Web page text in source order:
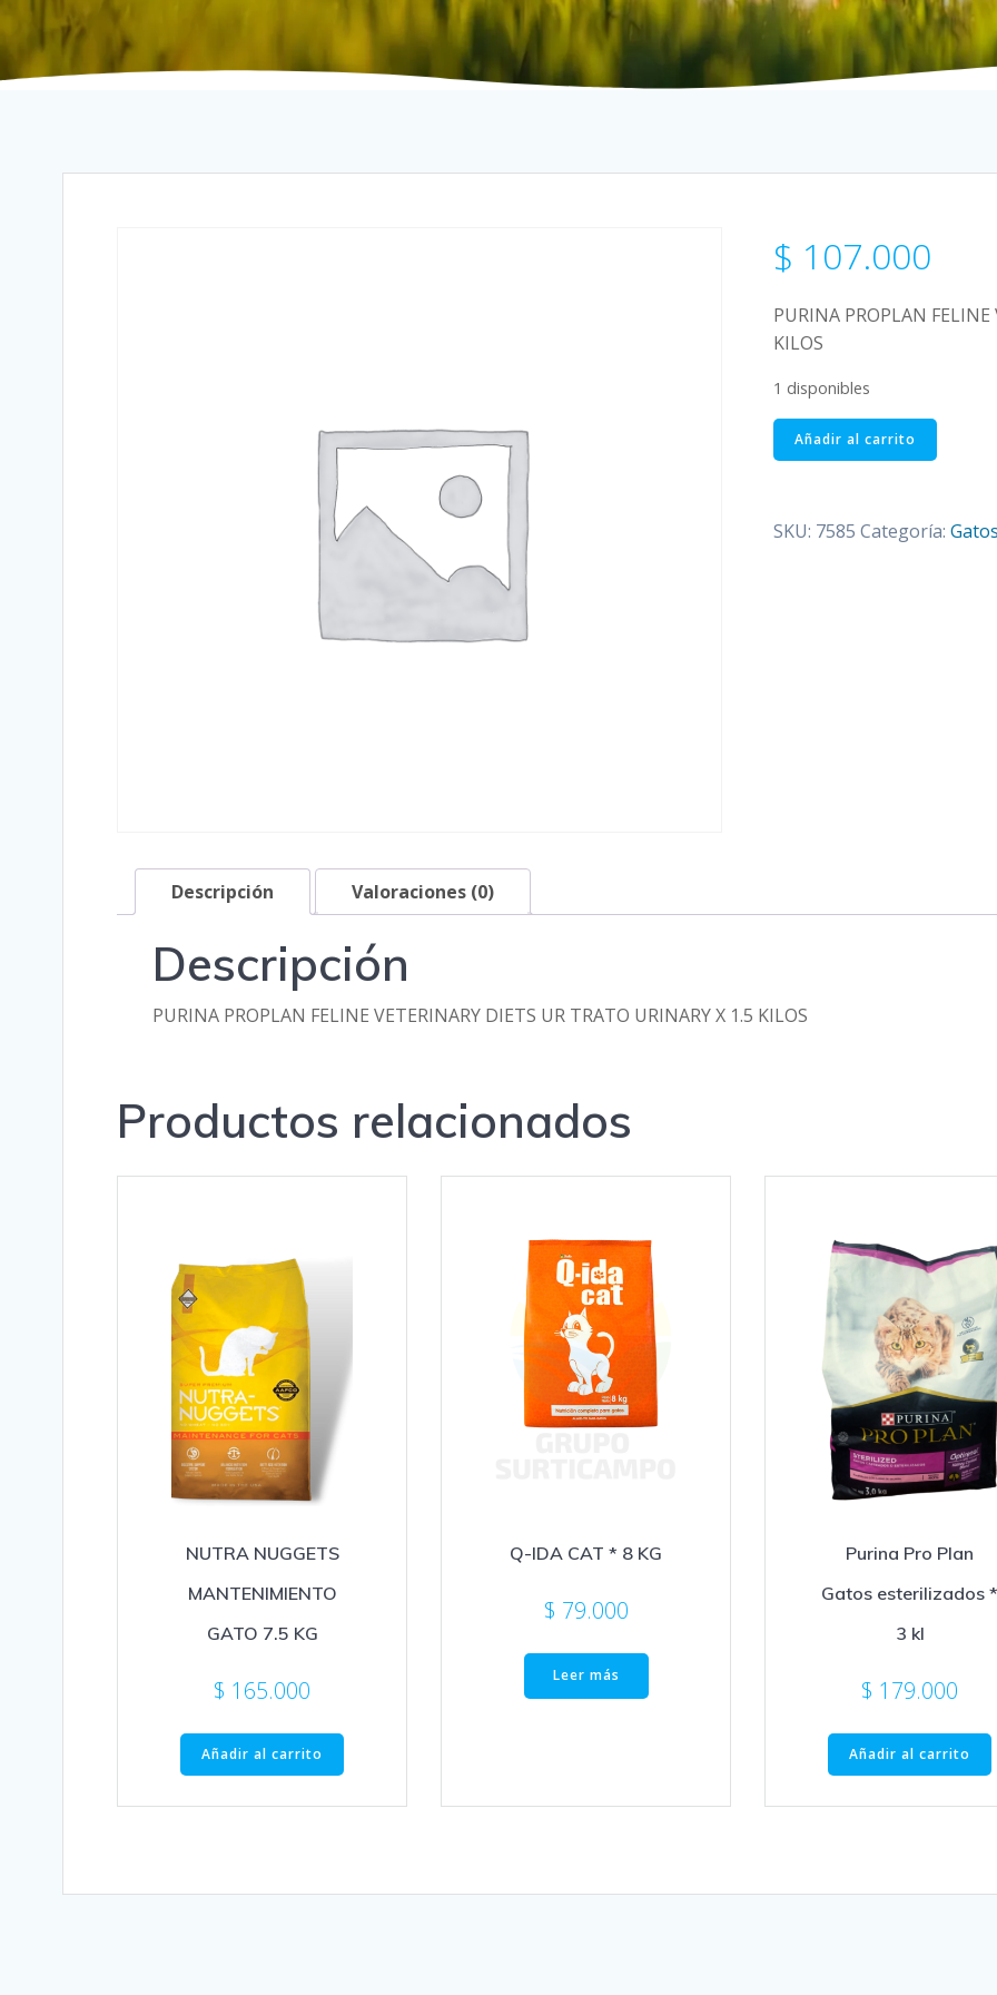
$ 107.000
PURINA PROPLAN
KILOS
1 disponibles
PURINA
PROPLAN
DIETS
Añadir al carrito
SKU: 7585 Categoría:
Descripción Valoraciones (0)
Descripción
PURINA PROPLAN FELINE VETERINARY DIETS UR TRATO URINARY X 1.5 KILOS
Productos relacionados
NUTRA NUGGETS
MANTENIMIENTO
GATO 7.5 KG
$ 165.000
Añadir al carrito
Q-IDA CAT * 8 KG
$ 79.000
Leer más
Purina Pro Plan
Gatos esterilizados *
3 kl
$ 179.000
Añadir al carrito